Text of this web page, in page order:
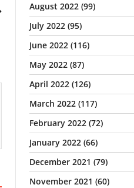
August 2022 (99)
July 2022 (95)
June 2022 (116)
May 2022 (87)
April 2022 (126)
March 2022 (117)
February 2022 (72)
January 2022 (66)
December 2021 (79)
November 2021 (60)